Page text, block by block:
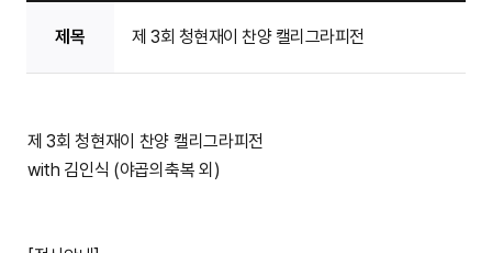
제목 제 3회 청현재이 찬양 캘리그라피전
제 3회 청현재이 찬양 캘리그라피전
with 김인식 (야곱의축복 외)